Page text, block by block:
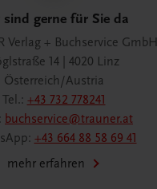
sind gerne für Sie da
Verlag + Buchservice GmbH
14 | 4020 Linz
Österreich/Austria
Tel.: +43 732 778241
buchservice@trauner.at
+43 664 88 58 69 41
mehr erfahren